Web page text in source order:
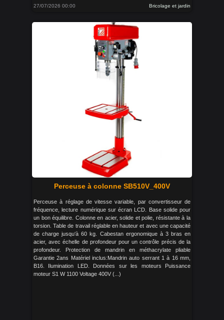
27/07/2026 00:00 Bricolage et jardin
Perceuse à colonne SB510V_400V
Perceuse à réglage de vitesse variable, par convertisseur de
fréquence, lecture numérique sur écran LCD. Base solide pour
un bon équilibre. Colonne en acier, solide et polie, résistante à la
torsion. Table de travail réglable en hauteur et avec une capacité
de charge jusqu‘à 60 kg. Cabestan ergonomique à 3 bras en
acier, avec échelle de profondeur pour un contrôle précis de la
profondeur. Protection de mandrin en méthacrylate pliable
Garantie 2ans Matériel inclus:Mandrin auto serrant 1 à 16 mm,
B16. Ilumination LED. Données sur les moteurs Puissance
moteur S1 W 1100 Voltage 400V (...)